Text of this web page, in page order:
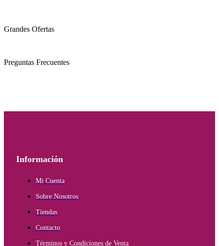
Grandes Ofertas
Preguntas Frecuentes
Información
Mi Cuenta
Sobre Nosotros
Tiendas
Contacto
Términos y Condiciones de Venta